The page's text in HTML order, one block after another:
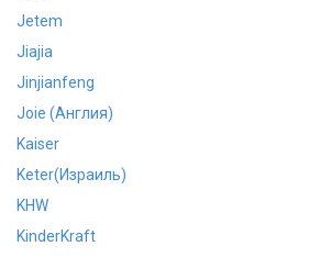
Jetem
Jiajia
Jinjianfeng
Joie (Англия)
Kaiser
Keter(Израиль)
KHW
KinderKraft